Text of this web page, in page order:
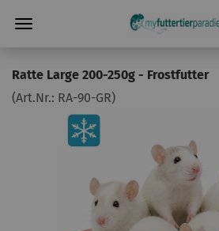
Ratte Large 200-250g - Frostfutter
(Art.Nr.: RA-90-GR)